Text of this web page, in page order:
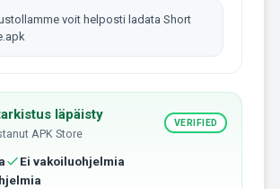
voit helposti ladata Short
läpäisty
APK Store
VERIFIED
Ei vakoiluohjelmia